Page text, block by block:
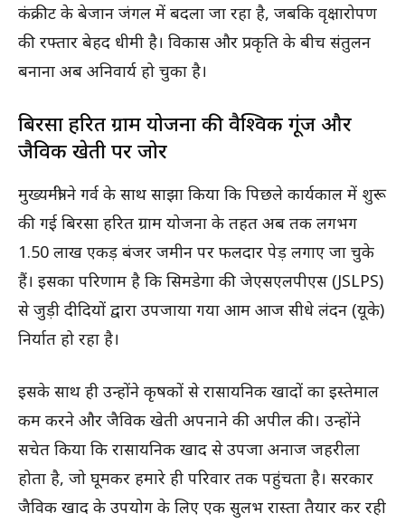
कंक्रीट के बेजान जंगल में बदला जा रहा है, जबकि वृक्षारोपण
की रफ्तार बेहद धीमी है। विकास और प्रकृति के बीच संतुलन
बनाना अब अनिवार्य हो चुका है।
बिरसा हरित ग्राम योजना की वैश्विक गूंज और
जैविक खेती पर जोर
मुख्यमंत्री ने गर्व के साथ साझा किया कि पिछले कार्यकाल में शुरू
की गई बिरसा हरित ग्राम योजना के तहत अब तक लगभग
1.50 लाख एकड़ बंजर जमीन पर फलदार पेड़ लगाए जा चुके
हैं। इसका परिणाम है कि सिमडेगा की जेएसएलपीएस (JSLPS)
से जुड़ी दीदियों द्वारा उपजाया गया आम आज सीधे लंदन (यूके)
निर्यात हो रहा है।
इसके साथ ही उन्होंने कृषकों से रासायनिक खादों का इस्तेमाल
कम करने और जैविक खेती अपनाने की अपील की। उन्होंने
सचेत किया कि रासायनिक खाद से उपजा अनाज जहरीला
होता है, जो घूमकर हमारे ही परिवार तक पहुंचता है। सरकार
जैविक खाद के उपयोग के लिए एक सुलभ रास्ता तैयार कर रही